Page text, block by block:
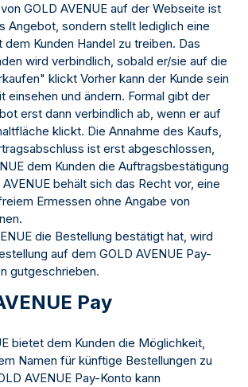
GOLD AVENUE auf der Webseite ist
Angebot, sondern stellt lediglich eine
dem Kunden Handel zu treiben. Das
wird verbindlich, sobald er/sie auf die
klickt Vorher kann der Kunde sein
einsehen und ändern. Formal gibt der
erst dann verbindlich ab, wenn er auf
klickt. Die Annahme des Kaufs,
ist erst abgeschlossen,
dem Kunden die Auftragsbestätigung
behält sich das Recht vor, eine
Ermessen ohne Angabe von
die Bestellung bestätigt hat, wird
auf dem GOLD AVENUE Pay-
gutgeschrieben.
Pay
bietet dem Kunden die Möglichkeit,
Namen für künftige Bestellungen zu
AVENUE Pay-Konto kann